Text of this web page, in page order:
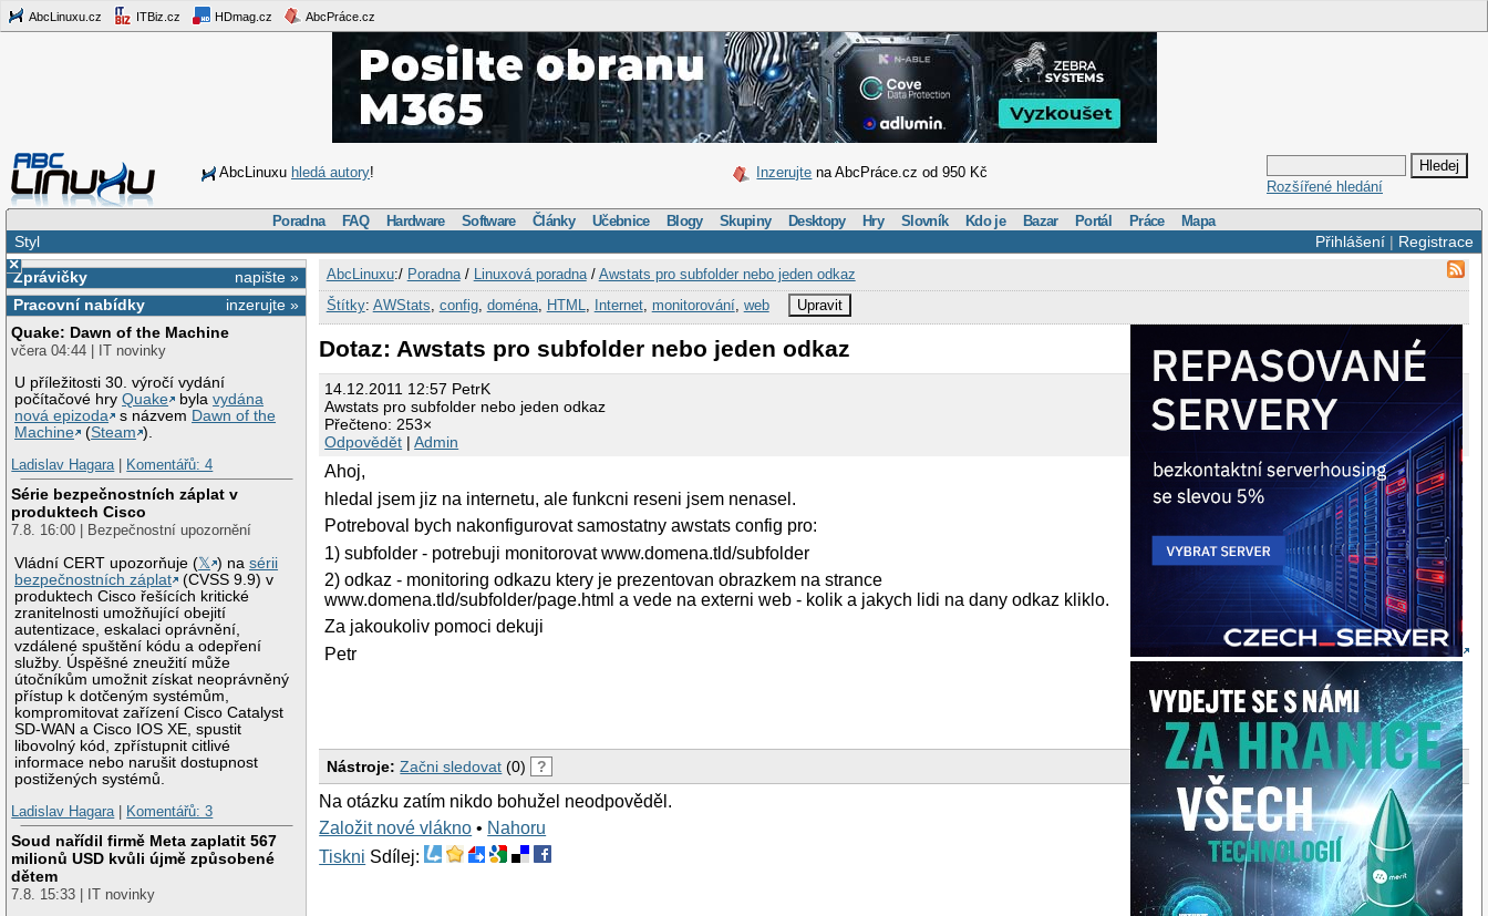
AbcLinuxu.cz ITBiz.cz HDmag.cz AbcPráce.cz
AbcLinuxu hledá autory! Inzerujte na AbcPráce.cz od 950 Kč
Rozšířené hledání
Poradna FAQ Hardware Software Články Učebnice Blogy Skupiny Desktopy Hry Slovník Kdo je Bazar Portál Práce Mapa
Přihlášení| Registrace
Styl
×
napište »
Zprávičky
inzerujte »
Pracovní nabídky
Quake: Dawn of the Machine
včera 04:44 | IT novinky
U příležitosti 30. výročí vydání
počítačové hryQuake bylavydána
nová epizoda
s názvem Dawn of the
Machine
(Steam ).
Ladislav Hagara| Komentářů: 4
Série bezpečnostních záplat v
produktech Cisco
7.8. 16:00 | Bezpečnostní upozornění
Vládní CERT upozorňuje (𝕏 ) nasérii
bezpečnostních záplat
(CVSS 9.9) v
produktech Cisco řešících kritické
zranitelnosti umožňující obejití
autentizace, eskalaci oprávnění,
vzdálené spuštění kódu a odepření
služby. Úspěšné zneužití může
útočníkům umožnit získat neoprávněný
přístup k dotčeným systémům,
kompromitovat zařízení Cisco Catalyst
SD-WAN a Cisco IOS XE, spustit
libovolný kód, zpřístupnit citlivé
informace nebo narušit dostupnost
postižených systémů.
Ladislav Hagara| Komentářů: 3
Soud nařídil firmě Meta zaplatit 567
milionů USD kvůli újmě způsobené
dětem
7.8. 15:33 | IT novinky
AbcLinuxu:/ Poradna/ Linuxová poradna/ Awstats pro subfolder nebo jeden odkaz
Štítky: AWStats config, doména, HTML Internet, monitorování, web Upravit
Dotaz: Awstats pro subfolder nebo jeden odkaz
14.12.2011 12:57 PetrK
Awstats pro subfolder nebo jeden odkaz
Přečteno: 253×
Odpovědět |Admin
Ahoj,
hledal jsem jiz na internetu, ale funkcni reseni jsem nenasel.
Potreboval bych nakonfigurovat samostatny awstats config pro:
1) subfolder - potrebuji monitorovat www.domena.tld/subfolder
2) odkaz - monitoring odkazu ktery je prezentovan obrazkem na strance
www.domena.tld/subfolder/page.html a vede na externi web - kolik a jakych lidi na dany odkaz kliklo.
Za jakoukoliv pomoci dekuji
Petr
Nástroje: Začni sledovat (0) ?
Na otázku zatím nikdo bohužel neodpověděl.
Založit nové vlákno • Nahoru
Tiskni Sdílej: